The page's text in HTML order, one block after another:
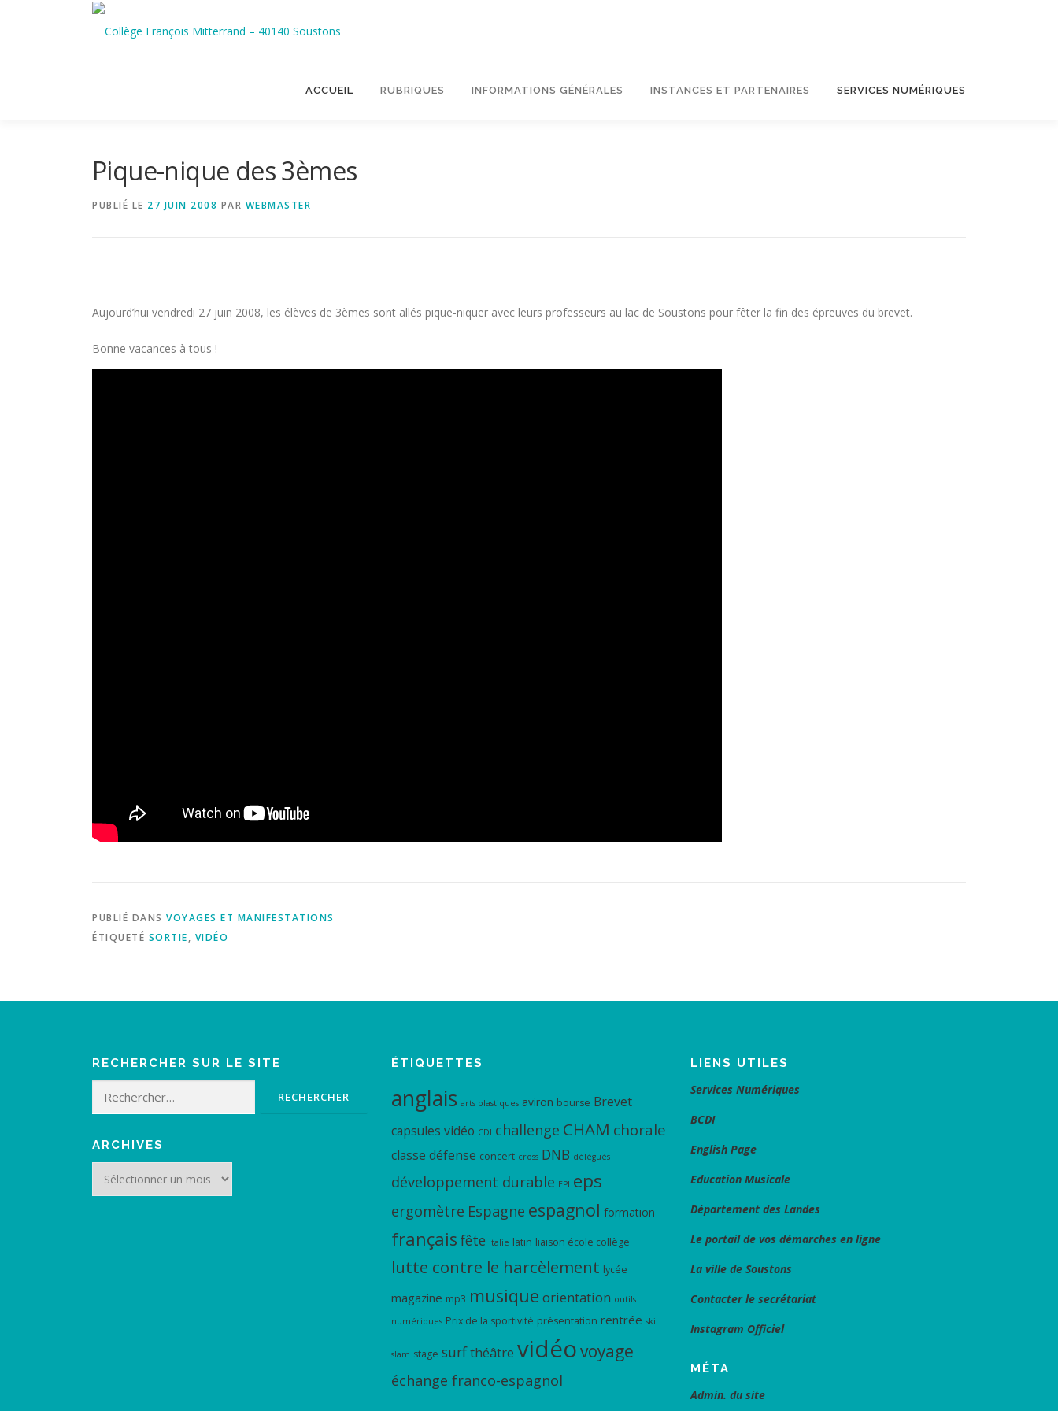
ACCUEIL RUBRIQUES INFORMATIONS GÉNÉRALES INSTANCES ET PARTENAIRES SERVICES NUMÉRIQUES
Pique-nique des 3èmes
PUBLIÉ LE 27 JUIN 2008 PAR WEBMASTER
Aujourd’hui vendredi 27 juin 2008, les élèves de 3èmes sont allés pique-niquer avec leurs professeurs au lac de Soustons pour fêter la fin des épreuves du brevet.
Bonne vacances à tous !
PUBLIÉ DANS VOYAGES ET MANIFESTATIONS
ÉTIQUETÉ SORTIE, VIDÉO
RECHERCHER SUR LE SITE
ARCHIVES
ÉTIQUETTES
anglais arts plastiques aviron bourse Brevet
capsules vidéo CDI challenge CHAM chorale
classe défense concert cross DNB délégués
développement durable EPI eps
ergomètre Espagne espagnol formation
français fête Italie latin liaison école collège
lutte contre le harcèlement lycée
magazine mp3 musique orientation outils
numériques Prix de la sportivité présentation rentrée ski
slam stage surfthéâtre vidéovoyage
échange franco-espagnol
LIENS UTILES
Services Numériques
BCDI
English Page
Education Musicale
Département des Landes
Le portail de vos démarches en ligne
La ville de Soustons
Contacter le secrétariat
Instagram Officiel
MÉTA
Admin. du site